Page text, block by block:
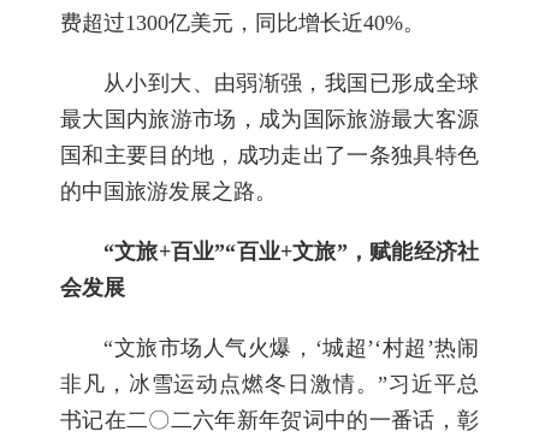
费超过1300亿美元，同比增长近40%。
从小到大、由弱渐强，我国已形成全球
最大国内旅游市场，成为国际旅游最大客源
国和主要目的地，成功走出了一条独具特色
的中国旅游发展之路。
“文旅+百业”“百业+文旅”，赋能经济社
会发展
“文旅市场人气火爆，‘城超’‘村超’热闹
非凡，冰雪运动点燃冬日激情。”习近平总
书记在二〇二六年新年贺词中的一番话，彰